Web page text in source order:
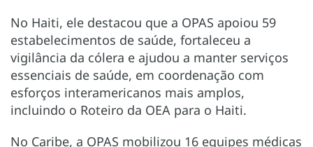
No Haiti, ele destacou que a OPAS apoiou 59
estabelecimentos de saúde, fortaleceu a
vigilância da cólera e ajudou a manter serviços
essenciais de saúde, em coordenação com
esforços interamericanos mais amplos,
incluindo o Roteiro da OEA para o Haiti.
No Caribe, a OPAS mobilizou 16 equipes médicas